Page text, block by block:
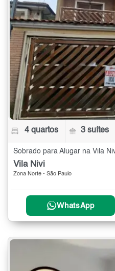
4 quartos 3 suítes
Sobrado para Alugar na Vila
Vila Nivi
Zona Norte - São Paulo
WhatsApp